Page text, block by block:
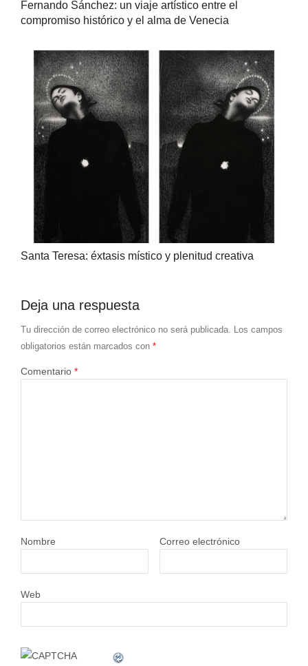
Fernando Sánchez: un viaje artístico entre el
compromiso histórico y el alma de Venecia
Santa Teresa: éxtasis místico y plenitud creativa
Deja una respuesta
Tu dirección de correo electrónico no será publicada. Los campos
obligatorios están marcados con *
Comentario *
Nombre Correo electrónico
Web